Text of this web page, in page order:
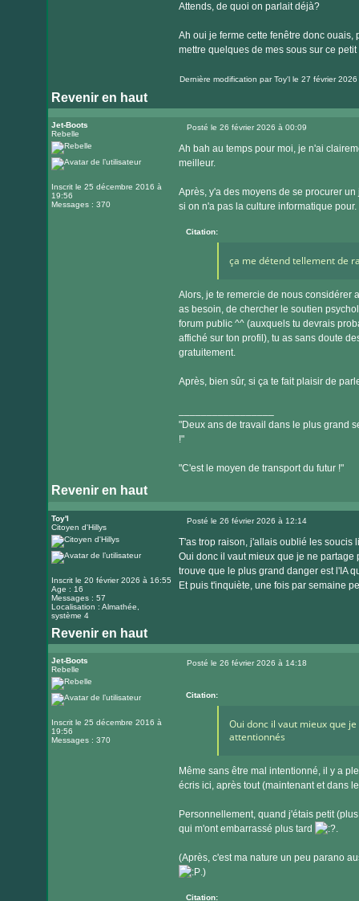
Attends, de quoi on parlait déjà?
Ah oui je ferme cette fenêtre donc
mettre quelques de mes sous sur ce
Dernière modification parToy'lle 27 février 2026
Revenir en haut
Jet-Boots
Rebelle
Inscrit le 25 décembre 2016 à
19:56
Messages : 370
Posté le 26 février 2026 à 00:09
Ah bah au temps pour moi, je n'ai
meilleur.
Après, y'a des moyens de se procurer
si on n'a pas la culture informatique pour.
Citation:
ça me détend tellement de
Alors, je te remercie de nous considérer
as besoin, de chercher le soutien
forum public ^^ (auxquels tu devrais
affiché sur ton profil), tu as sans doute
gratuitement.
Après, bien sûr, si ça te fait plaisir de
"Deux ans de travail dans le plus grand
!"
"C'est le moyen de transport du futur !"
Revenir en haut
Toy'l
Citoyen d'Hillys
Inscrit le 20 février 2026 à 16:55
Age : 16
Messages : 57
Localisation : Almathée,
système 4
Posté le 26 février 2026 à 12:14
T'as trop raison, j'allais oublié les soucis
Oui donc il vaut mieux que je ne
trouve que le plus grand danger est l'IA
Et puis t'inquiète, une fois par semaine
Revenir en haut
Jet-Boots
Rebelle
Inscrit le 25 décembre 2016 à
19:56
Messages : 370
Posté le 26 février 2026 à 14:18
Citation:
Oui donc il vaut mieux que
attentionnés
Même sans être mal intentionné, il y a
écris ici, après tout (maintenant et dans
Personnellement, quand j'étais petit
qui m'ont embarrassé plus tard
.
(Après, c'est ma nature un peu parano
.)
Citation: